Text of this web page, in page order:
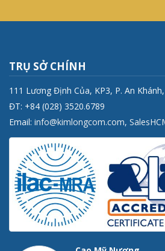
TRỤ SỞ CHÍNH
111 Lương Định Của, KP3, P. An
ĐT: +84 (028) 3520.6789
Email: info@kimlongcom.com,